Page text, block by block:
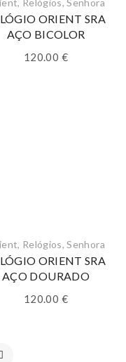
, Relógios,Senhora
ORIENT SRA
AÇO BICOLOR
120.00 €
, Relógios,Senhora
ORIENT SRA
AÇO DOURADO
120.00 €